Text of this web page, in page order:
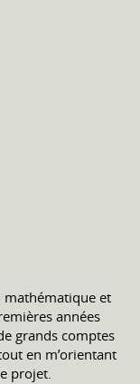
et
années
grands comptes
en m’orientant
projet.